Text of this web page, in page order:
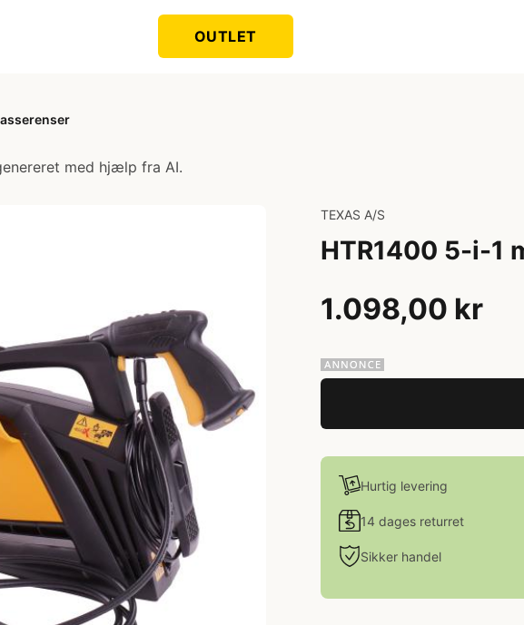
OUTLET
med hjælp fra AI.
TEXAS A/S
HTR1400 5-i-1
1.098,00 kr
Hurtig levering
14 dages returret
Sikker handel